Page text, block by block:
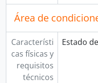
Área de
Característi
cas físicas y
requisitos
técnicos
Estado